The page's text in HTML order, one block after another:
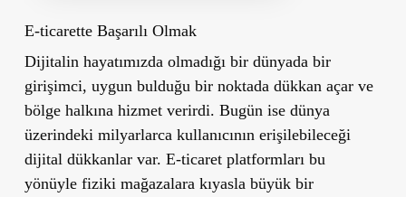
E-ticarette Başarılı Olmak
Dijitalin hayatımızda olmadığı bir dünyada bir
girişimci, uygun bulduğu bir noktada dükkan açar ve
bölge halkına hizmet verirdi. Bugün ise dünya
üzerindeki milyarlarca kullanıcının erişilebileceği
dijital dükkanlar var. E-ticaret platformları bu
yönüyle fiziki mağazalara kıyasla büyük bir